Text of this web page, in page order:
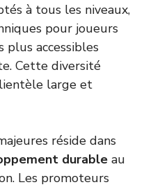
à tous les niveaux,
pour joueurs
plus accessibles
Cette diversité
large et
réside dans
durable au
Les promoteurs